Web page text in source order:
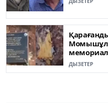
сындырған
ДЫЗЕТЕР